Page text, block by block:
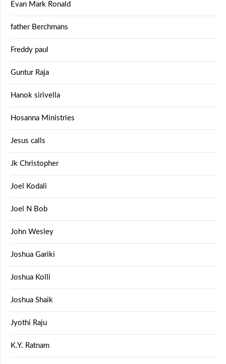
Evan Mark Ronald
father Berchmans
Freddy paul
Guntur Raja
Hanok sirivella
Hosanna Ministries
Jesus calls
Jk Christopher
Joel Kodali
Joel N Bob
John Wesley
Joshua Gariki
Joshua Kolli
Joshua Shaik
Jyothi Raju
K.Y. Ratnam